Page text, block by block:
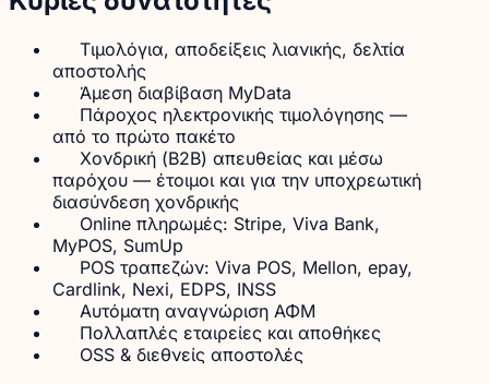
Τιμολόγια, αποδείξεις λιανικής, δελτία
αποστολής
Άμεση διαβίβαση MyData
Πάροχος ηλεκτρονικής τιμολόγησης —
από το πρώτο πακέτο
Χονδρική (B2B) απευθείας και μέσω
παρόχου — έτοιμοι και για την υποχρεωτική
διασύνδεση χονδρικής
Online πληρωμές: Stripe, Viva Bank,
MyPOS, SumUp
POS τραπεζών: Viva POS, Mellon, epay,
Cardlink, Nexi, EDPS, INSS
Αυτόματη αναγνώριση ΑΦΜ
Πολλαπλές εταιρείες και αποθήκες
OSS & διεθνείς αποστολές